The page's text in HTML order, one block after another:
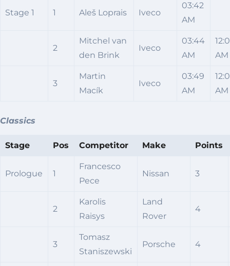
Stage 1 1 Aleš Loprais Iveco
03:42
AM
2
Mitchel van
den Brink
Iveco
03:44
AM
AM
3
Martin
Macík
Iveco
03:49
AM
AM
Classics
Stage Pos Competitor Make Points
Prologue 1
Francesco
Pece
Nissan 3
2
Karolis
Raisys
Land
Rover
4
3
Tomasz
Staniszewski
Porsche 4